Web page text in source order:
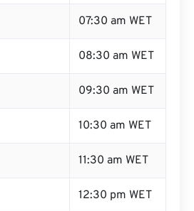
07:30 am WET
08:30 am WET
09:30 am WET
10:30 am WET
11:30 am WET
12:30 pm WET